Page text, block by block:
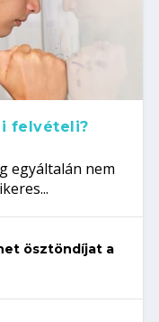
felvételi?
egyáltalán nem
ösztöndíjat a